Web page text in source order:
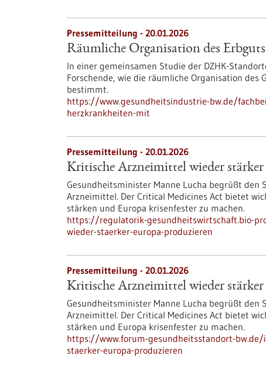
Pressemitteilung - 20.01.2026
Räumliche Organisation des
In einer gemeinsamen Studie der DZHK-
Forschende, wie die räumliche Organisation
bestimmt.
https://www.gesundheitsindustrie-bw.de/
herzkrankheiten-mit
Pressemitteilung - 20.01.2026
Kritische Arzneimittel wieder
Gesundheitsminister Manne Lucha begrüßt den
Arzneimittel. Der Critical Medicines Act bietet
stärken und Europa krisenfester zu machen.
https://regulatorik-gesundheitswirtschaft.bio-
wieder-staerker-europa-produzieren
Pressemitteilung - 20.01.2026
Kritische Arzneimittel wieder
Gesundheitsminister Manne Lucha begrüßt den
Arzneimittel. Der Critical Medicines Act bietet
stärken und Europa krisenfester zu machen.
https://www.forum-gesundheitsstandort-
staerker-europa-produzieren